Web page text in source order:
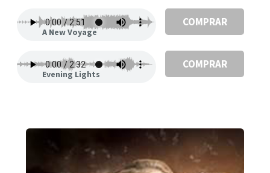
A New Voyage
COMPRAR
Evening Lights
COMPRAR